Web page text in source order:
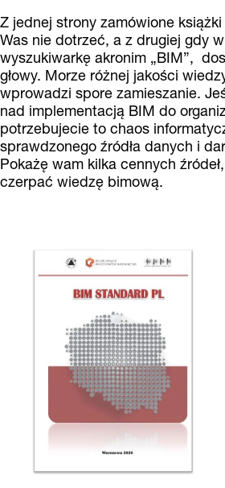
Z jednej strony zamówione książki
Was nie dotrzeć, a z drugiej gdy
wyszukiwarkę akronim „BIM”,
głowy. Morze różnej jakości
wprowadzi spore zamieszanie.
nad implementacją BIM do
potrzebujecie to chaos
sprawdzonego źródła danych i
Pokażę wam kilka cennych
czerpać wiedzę bimową.